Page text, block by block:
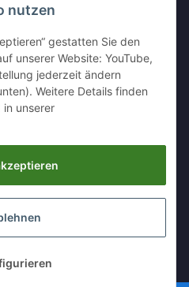
entsprechend Ihrer
und jederzeit widerruflich
per E-Mail zu.
Versand
nutzen
gestatten Sie den
unserer Website: YouTube,
jederzeit ändern
Weitere Details finden
in unserer